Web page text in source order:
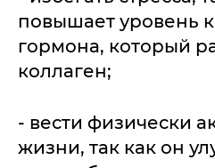
повышает уровень
гормона, который
коллаген;
- вести физически
жизни, так как он